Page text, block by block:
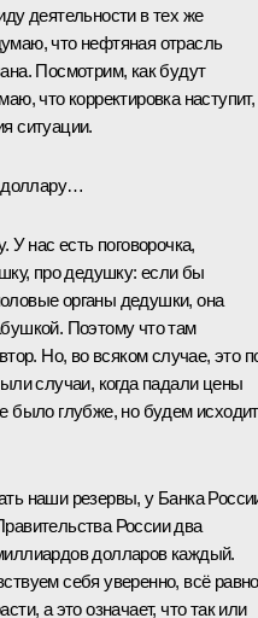
деятельности в тех же
что нефтяная отрасль
Посмотрим, как будут
что корректировка наступит,
ситуации.
доллару…
У нас есть поговорочка,
про дедушку: если бы
органы дедушки, она
Поэтому что там
Но, во всяком случае, это
случаи, когда падали цены
было глубже, но будем
наши резервы, у Банка
России два
долларов каждый.
себя уверенно, всё равно
а это означает, что так или